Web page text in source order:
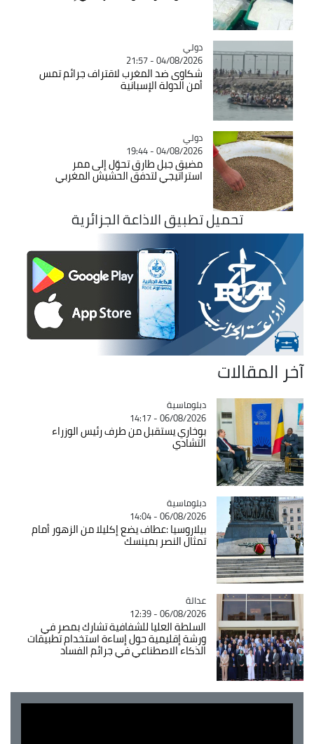
Catégorie
دولي
04/08/2026 - 21:57
شكاوى ضد المغرب لاقتراف جرائم تمس
أمن الدولة الإسبانية
Catégorie
دولي
04/08/2026 - 19:44
مضيق جبل طارق تحوّل إلى ممر
استراتيجي لتدفق الحشيش المغربي
تحميل تطبيق الاذاعة الجزائرية
آخر المقالات
Catégorie
دبلوماسية
06/08/2026 - 14:17
بوخاري يستقبل من طرف رئيس الوزراء
التشادي
Catégorie
دبلوماسية
06/08/2026 - 14:04
بيلاروسيا :عطاف يضع إكليلا من الزهور أمام
تمثال النصر بمينسك
Catégorie
عدالة
06/08/2026 - 12:39
السلطة العليا للشفافية تشارك بمصر في
ورشة إقليمية حول إساءة استخدام تطبيقات
الذكاء الاصطناعي في جرائم الفساد